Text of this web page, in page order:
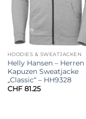
HOODIES & SWEATJACKEN
Helly Hansen – Herren
Kapuzen Sweatjacke
„Classic“ – HH9328
CHF81.25